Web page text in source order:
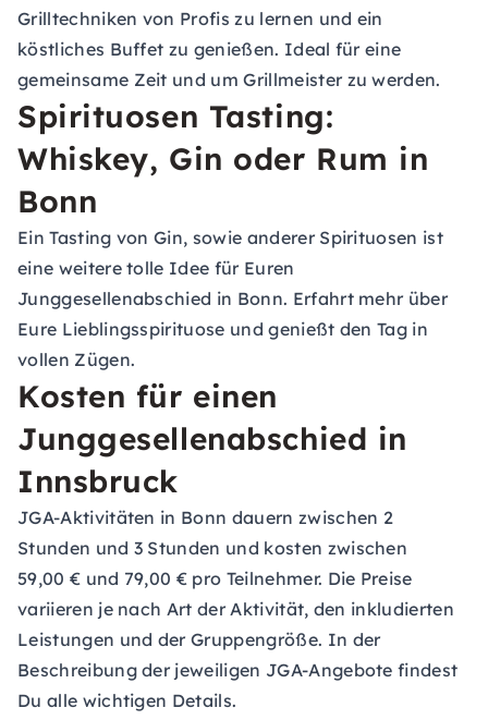
Grilltechniken von Profis zu lernen und ein
köstliches Buffet zu genießen. Ideal für eine
gemeinsame Zeit und um Grillmeister zu werden.
Spirituosen Tasting:
Whiskey, Gin oder Rum in
Bonn
Ein Tasting von Gin, sowie anderer Spirituosen ist
eine weitere tolle Idee für Euren
Junggesellenabschied in Bonn. Erfahrt mehr über
Eure Lieblingsspirituose und genießt den Tag in
vollen Zügen.
Kosten für einen
Junggesellenabschied in
Innsbruck
JGA-Aktivitäten in Bonn dauern zwischen 2
Stunden und 3 Stunden und kosten zwischen
59,00 € und 79,00 € pro Teilnehmer. Die Preise
variieren je nach Art der Aktivität, den inkludierten
Leistungen und der Gruppengröße. In der
Beschreibung der jeweiligen JGA-Angebote findest
Du alle wichtigen Details.